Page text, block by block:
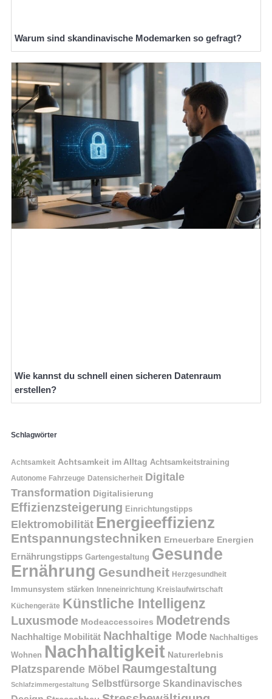
Warum sind skandinavische Modemarken so gefragt?
Wie kannst du schnell einen sicheren Datenraum
erstellen?
Schlagwörter
Achtsamkeit Achtsamkeit im Alltag Achtsamkeitstraining
Autonome Fahrzeuge Datensicherheit Digitale
Transformation Digitalisierung
Effizienzsteigerung Einrichtungstipps
Elektromobilität Energieeffizienz
Entspannungstechniken Erneuerbare Energien
Ernährungstipps Gartengestaltung Gesunde
Ernährung Gesundheit Herzgesundheit
Immunsystem stärken Inneneinrichtung Kreislaufwirtschaft
Küchengeräte Künstliche Intelligenz
Luxusmode Modeaccessoires Modetrends
Nachhaltige Mobilität Nachhaltige Mode Nachhaltiges
Wohnen Nachhaltigkeit Naturerlebnis
Platzsparende Möbel Raumgestaltung
Schlafzimmergestaltung Selbstfürsorge Skandinavisches